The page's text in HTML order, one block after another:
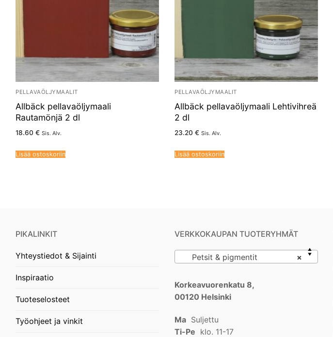
PELLAVAÖLJYMAALIT
Allbäck pellavaöljymaali
Rautamönjä 2 dl
18.60 € Sis. Alv.
Lisää ostoskoriin
PELLAVAÖLJYMAALIT
Allbäck pellavaöljymaali Lehtivihreä
2 dl
23.20 € Sis. Alv.
Lisää ostoskoriin
PIKALINKIT
Yhteystiedot & Sijainti
Inspiraatio
Tuoteselosteet
Työohjeet ja vinkit
VERKKOKAUPAN TUOTERYHMÄT
×
Petsit & pigmentit
Korkeavuorenkatu 8,
00120 Helsinki
Ma Suljettu
Ti-Pe klo. 11-17